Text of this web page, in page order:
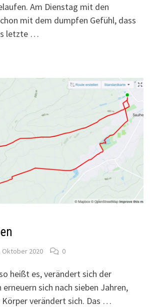
Am Dienstag mit den
mit dem dumpfen Gefühl, dass
letzte …
Oktober 2020 0
heißt es, verändert sich der
erneuern sich nach sieben Jahren,
verändert sich. Das …